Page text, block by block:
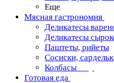
Еще
Мясная гастрономия
Деликатесы
Деликатесы
Паштеты, рийеты
Сосиски,
Колбасы
Готовая еда